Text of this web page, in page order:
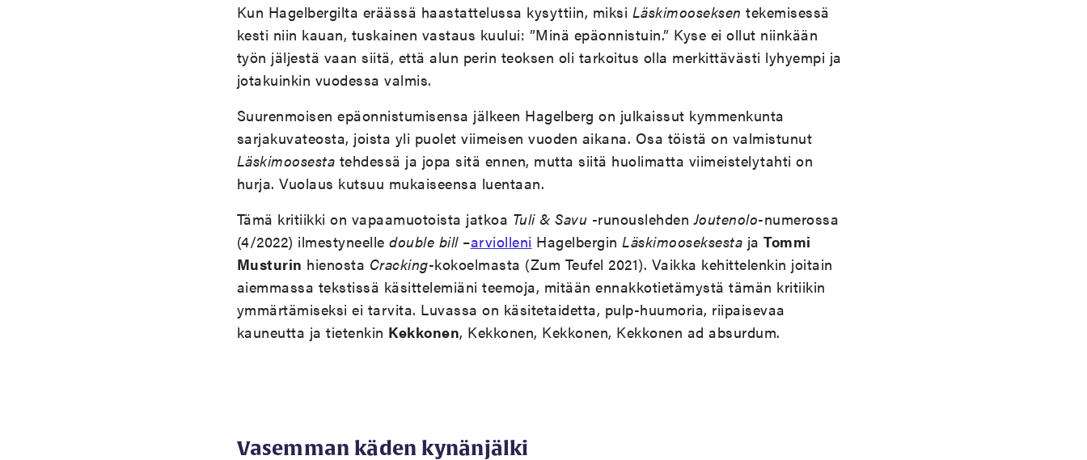
Kun Hagelbergilta eräässä haastattelussa kysyttiin, miksi Läskimooseksen tekemisessä
kesti niin kauan, tuskainen vastaus kuului: ”Minä epäonnistuin.” Kyse ei ollut niinkään
työn jäljestä vaan siitä, että alun perin teoksen oli tarkoitus olla merkittävästi lyhyempi ja
jotakuinkin vuodessa valmis.
Suurenmoisen epäonnistumisensa jälkeen Hagelberg on julkaissut kymmenkunta
sarjakuvateosta, joista yli puolet viimeisen vuoden aikana. Osa töistä on valmistunut
Läskimoosesta tehdessä ja jopa sitä ennen, mutta siitä huolimatta viimeistelytahti on
hurja. Vuolaus kutsuu mukaiseensa luentaan.
Tämä kritiikki on vapaamuotoista jatkoa Tuli & Savu -runouslehdenJoutenolo-numerossa
(4/2022) ilmestyneelle double bill–arviolleni Hagelbergin Läskimooseksesta ja Tommi
Musturin hienosta Cracking-kokoelmasta (Zum Teufel 2021). Vaikka kehittelenkin joitain
aiemmassa tekstissä käsittelemiäni teemoja, mitään ennakkotietämystä tämän kritiikin
ymmärtämiseksi ei tarvita. Luvassa on käsitetaidetta, pulp-huumoria, riipaisevaa
kauneutta ja tietenkin Kekkonen, Kekkonen, Kekkonen, Kekkonen ad absurdum.
Vasemman käden kynänjälki